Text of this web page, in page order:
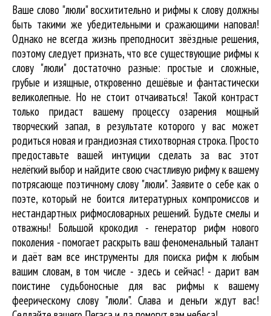
Ваше слово "люли" восхитительно и рифмы к слову должны
быть такими же убедительными и сражающими наповал!
Однако не всегда жизнь преподносит звёздные решения,
поэтому следует признать, что все существующие рифмы к
слову "люли" достаточно разные: простые и сложные,
грубые и изящные, откровенно дешёвые и фантастически
великолепные. Но не стоит отчаиваться! Такой контраст
только придаст вашему процессу озарения мощный
творческий запал, в результате которого у вас может
родиться новая и грандиозная стихотворная строка. Просто
предоставьте вашей интуиции сделать за вас этот
нелёгкий выбор и найдите свою счастливую рифму к вашему
потрясающе поэтичному слову "люли". Заявите о себе как о
поэте, который не боится литературных компромиссов и
нестандартных рифмословарных решений. Будьте смелы и
отважны! Большой крокодил - генератор рифм нового
поколения - помогает раскрыть ваш феноменальный талант
и даёт вам все инструменты для поиска рифмк любым
вашим словам, в том числе - здесь и сейчас! - дарит вам
поистине судьбоносные для вас рифмы к вашему
феерическому слову "люли". Слава и деньги ждут вас!